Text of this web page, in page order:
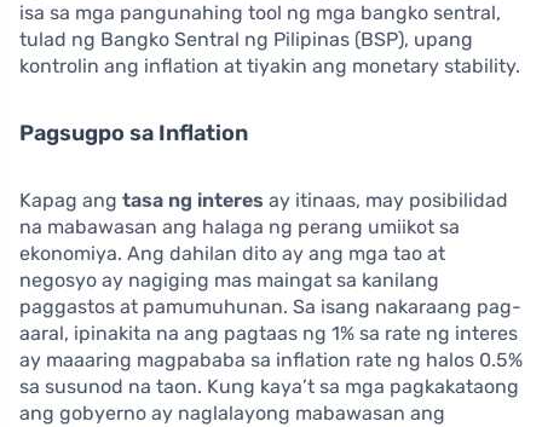
isa sa mga pangunahing tool ng mga bangko sentral,
tulad ng Bangko Sentral ng Pilipinas (BSP), upang
kontrolin ang inflation at tiyakin ang monetary stability.
Pagsugpo sa Inflation
Kapag ang tasa ng interes ay itinaas, may posibilidad
na mabawasan ang halaga ng perang umiikot sa
ekonomiya. Ang dahilan dito ay ang mga tao at
negosyo ay nagiging mas maingat sa kanilang
paggastos at pamumuhunan. Sa isang nakaraang pag-
aaral, ipinakita na ang pagtaas ng 1% sa rate ng interes
ay maaaring magpababa sa inflation rate ng halos 0.5%
sa susunod na taon. Kung kaya’t sa mga pagkakataong
ang gobyerno ay naglalayong mabawasan ang